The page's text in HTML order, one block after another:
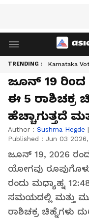
TRENDING : Karnataka
ಜೂನ್ 19 ರಿಂದ
ಈ 5 ರಾಶಿಚಕ್ರ
ಹೆಚ್ಚಾಗುತ್ತದೆ
Author : Sushma Hegde |
Published : Jun 03 2026,
ಜೂನ್ 19, 2026
ಯೋಗವು
ರಂದು ಮಧ್ಯಾಹ್ನ
ಸಮಯದಲ್ಲಿ ಮತ್ತು
ರಾಶಿಚಕ್ರ ಚಿಹ್ನೆಗಳು